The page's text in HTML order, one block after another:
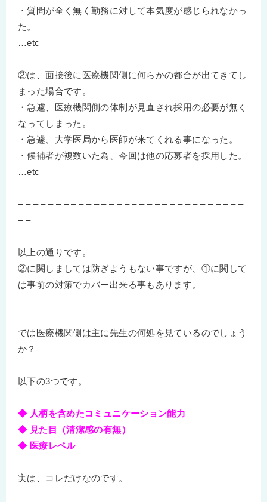
・質問が全く無く勤務に対して本気度が感じられなかっ
た。
…etc
②は、面接後に医療機関側に何らかの都合が出てきてし
まった場合です。
・急遽、医療機関側の体制が見直され採用の必要が無く
なってしまった。
・急遽、大学医局から医師が来てくれる事になった。
・候補者が複数いた為、今回は他の応募者を採用した。
…etc
– – – – – – – – – – – – – – – – – – – – – – – – – – – – – –
– –
以上の通りです。
②に関しましては防ぎようもない事ですが、①に関して
は事前の対策でカバー出来る事もあります。
では医療機関側は主に先生の何処を見ているのでしょう
か？
以下の3つです。
◆ 人柄を含めたコミュニケーション能力
◆ 見た目（清潔感の有無）
◆ 医療レベル
実は、コレだけなのです。